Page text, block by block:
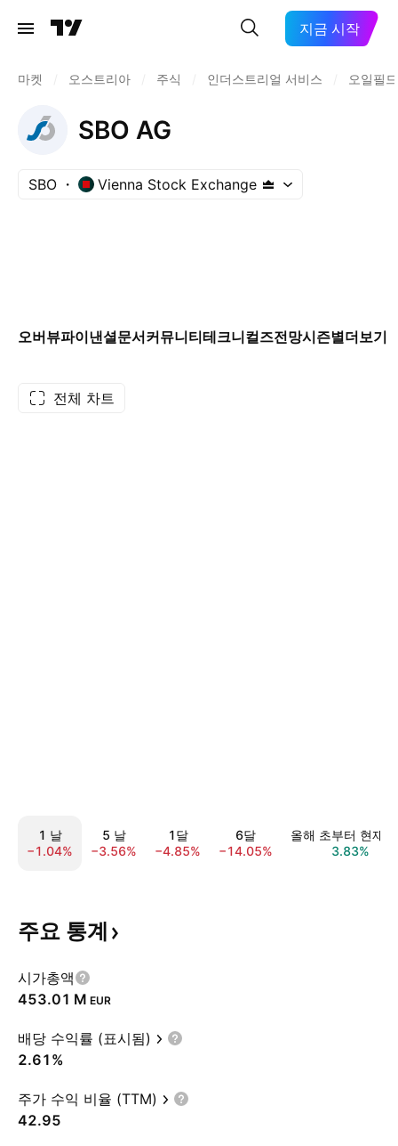
지금 시작
마켓 오스트리아 주식 인더스트리얼 서비스 오일필
SBO AG
SBO Vienna Stock Exchange
오버뷰파이낸셜문서커뮤니티테크니컬즈전망시즌별더보기
전체 차트
1 날
−1.04%
5 날
−3.56%
1달
−4.85%
6달
−14.05%
올해 초부터 현재
3.83%
주요 통계
시가총액
‪453.01 M‬ EUR
배당 수익률 (표시됨)
2.61%
주가 수익 비율 (TTM)
42.95